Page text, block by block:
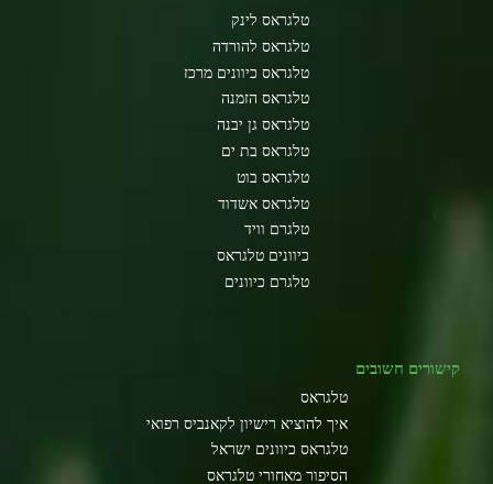
טלגראס לינק
טלגראס להורדה
טלגראס כיוונים מרכז
טלגראס הזמנה
טלגראס גן יבנה
טלגראס בת ים
טלגראס בוט
טלגראס אשדוד
טלגרם וויד
כיוונים טלגראס
טלגרם כיוונים
קישורים חשובים
טלגראס
איך להוציא רישיון לקאנביס רפואי
טלגראס כיוונים ישראל
הסיפור מאחורי טלגראס